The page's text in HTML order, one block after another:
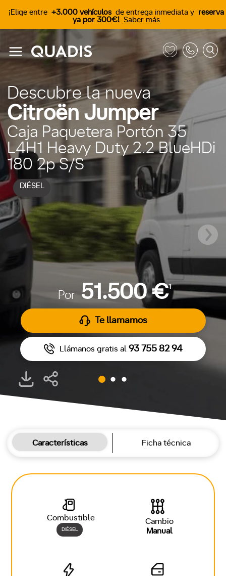
¡Elige entre +3.000 vehículos de entrega inmediata y reserva
ya por 300€! Saber más
Descubre la nueva
Citroën Jumper
DIÉSEL
Caja Paquetera Portón 35
L4H1 Heavy Duty 2.2 BlueHDi
180 2p S/S
Por 51.500 €1
Te llamamos
Llámanos gratis al 93 755 82 94
Características Ficha técnica
Combustible
DIÉSEL
Cambio
Manual